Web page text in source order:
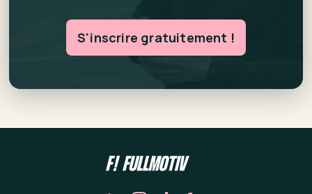
S'inscrire gratuitement !